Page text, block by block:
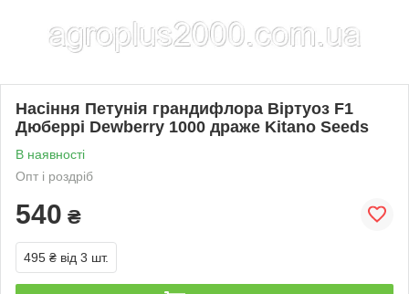
Насіння Петунія грандифлора Віртуоз F1
Дюберрі Dewberry 1000 драже Kitano Seeds
В наявності
Опт і роздріб
540 ₴
495 ₴ від 3 шт.